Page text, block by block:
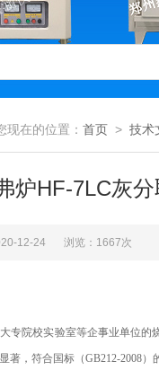
现在的位置： 首页 > 技术
炉HF-7LC灰
12-24 浏览：1667次
专院校实验室等企事业单位的
，符合国标（GB212-2008）